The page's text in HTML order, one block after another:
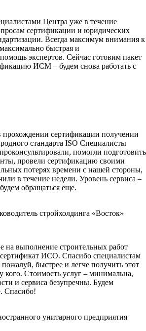
Центра уже в течение
сертификации и юридических
Всегда максимум внимания к
быстрая и
экспертов. Сейчас готовим пакет
ИСМ – будем снова работать с
сертификации получении
стандарта ISO Специалисты
помогли подготовить
провели сертификацию своими
потерях времени с нашей стороны,
в течение недели. Уровень сервиса –
обращаться еще.
стройхолдинга «Восток»
на выполнение строительных работ
ИСО. Спасибо специалистам
быстрее и легче получить этот
кого. Стоимость услуг – минимальна,
и сервиса безупречны. Будем
Спасибо!
унитарного предприятия